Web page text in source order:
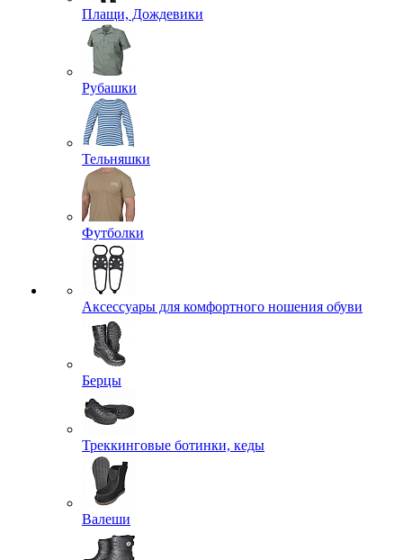
Плащи, Дождевики
Рубашки
Тельняшки
Футболки
Аксессуары для комфортного ношения обуви
Берцы
Треккинговые ботинки, кеды
Валеши